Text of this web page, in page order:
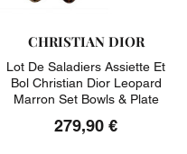
CHRISTIAN DIOR
Lot De Saladiers Assiette Et
Bol Christian Dior Leopard
Marron Set Bowls & Plate
279,90 €